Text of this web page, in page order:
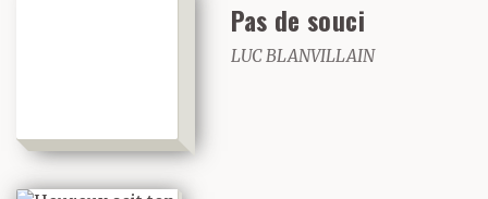
Pas de souci
LUC BLANVILLAIN